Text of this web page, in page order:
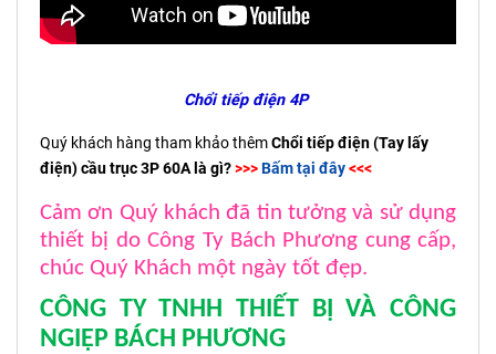
Chổi tiếp điện 4P
Quý khách hàng tham khảo thêmChổi tiếp điện (Tay lấy
điện) cầu trục 3P 60A là gì?>>>Bấm tại đây<<<
Cảm ơn Quý khách đã tin tưởng và sử dụng
thiết bị do Công Ty Bách Phương cung cấp,
chúc Quý Khách một ngày tốt đẹp.
CÔNG TY TNHH THIẾT BỊ VÀ CÔNG
NGIỆP BÁCH PHƯƠNG